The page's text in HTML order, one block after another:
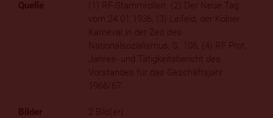
(1) RF-Stammrollen. (2) Der Neue Tag
vom 24.01.1936, (3) Leifeld, der Kölner
Karneval in der Zeit des
Nationalsozialismus, S. 106, (4) RF Prot,
Jahres- und Tätigkeitsbericht des
Vorstandes für das Geschäftsjahr
1966/67.
2 Bild(er)